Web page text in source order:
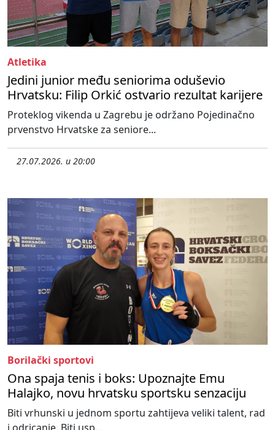
Atletika
Jedini junior među seniorima oduševio
Hrvatsku: Filip Orkić ostvario rezultat karijere
Proteklog vikenda u Zagrebu je održano Pojedinačno
prvenstvo Hrvatske za seniore...
27.07.2026. u 20:00
Borilački sportovi
Ona spaja tenis i boks: Upoznajte Emu
Halajko, novu hrvatsku sportsku senzaciju
Biti vrhunski u jednom sportu zahtijeva veliki talent, rad